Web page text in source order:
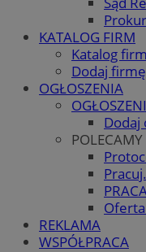
KATALOG FIRM
Katalog firm
Dodaj
OGŁOSZENIA
Dodaj
POLECAMY
REKLAMA
WSPÓŁPRACA